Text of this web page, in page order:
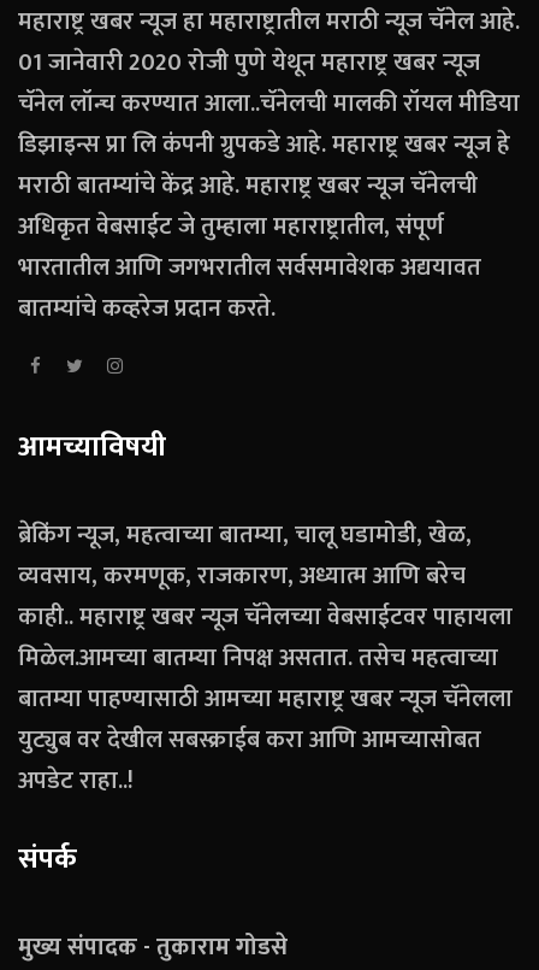
महाराष्ट्र खबर न्यूज हा महाराष्ट्रातील मराठी न्यूज चॅनेल आहे.
01 जानेवारी 2020 रोजी पुणे येथून महाराष्ट्र खबर न्यूज
चॅनेल लॉन्च करण्यात आला..चॅनेलची मालकी रॉयल मीडिया
डिझाइन्स प्रा लि कंपनी ग्रुपकडे आहे. महाराष्ट्र खबर न्यूज हे
मराठी बातम्यांचे केंद्र आहे. महाराष्ट्र खबर न्यूज चॅनेलची
अधिकृत वेबसाईट जे तुम्हाला महाराष्ट्रातील, संपूर्ण
भारतातील आणि जगभरातील सर्वसमावेशक अद्ययावत
बातम्यांचे कव्हरेज प्रदान करते.
आमच्याविषयी
ब्रेकिंग न्यूज, महत्वाच्या बातम्या, चालू घडामोडी, खेळ,
व्यवसाय, करमणूक, राजकारण, अध्यात्म आणि बरेच
काही.. महाराष्ट्र खबर न्यूज चॅनेलच्या वेबसाईटवर पाहायला
मिळेल.आमच्या बातम्या निपक्ष असतात. तसेच महत्वाच्या
बातम्या पाहण्यासाठी आमच्या महाराष्ट्र खबर न्यूज चॅनेलला
युट्युब वर देखील सबस्क्राईब करा आणि आमच्यासोबत
अपडेट राहा..!
संपर्क
मुख्य संपादक - तुकाराम गोडसे